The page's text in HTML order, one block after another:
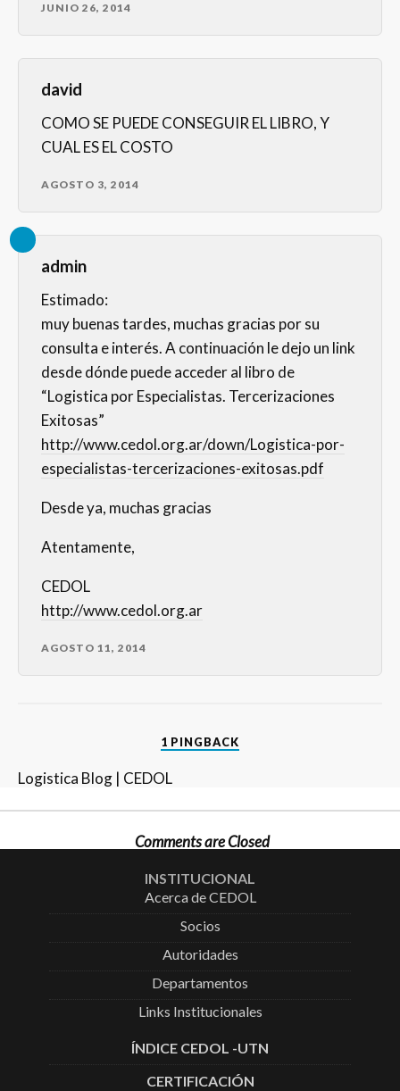
JUNIO 26, 2014
david
COMO SE PUEDE CONSEGUIR EL LIBRO, Y
CUAL ES EL COSTO
AGOSTO 3, 2014
admin
Estimado:
muy buenas tardes, muchas gracias por su
consulta e interés. A continuación le dejo un link
desde dónde puede acceder al libro de
“Logistica por Especialistas. Tercerizaciones
Exitosas”
http://www.cedol.org.ar/down/Logistica-por-
especialistas-tercerizaciones-exitosas.pdf
Desde ya, muchas gracias
Atentamente,
CEDOL
http://www.cedol.org.ar
AGOSTO 11, 2014
1 PINGBACK
Logistica Blog | CEDOL
Comments are Closed
INSTITUCIONAL
Acerca de CEDOL
Socios
Autoridades
Departamentos
Links Institucionales
ÍNDICE CEDOL -UTN
CERTIFICACIÓN